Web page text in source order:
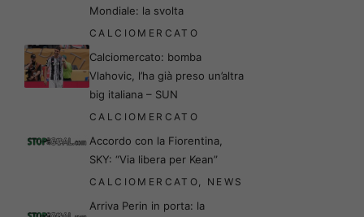
Mondiale: la svolta
CALCIOMERCATO
Calciomercato: bomba
Vlahovic, l’ha già preso un’altra
big italiana – SUN
CALCIOMERCATO
Accordo con la Fiorentina,
SKY: “Via libera per Kean”
CALCIOMERCATO, NEWS
Arriva Perin in porta: la